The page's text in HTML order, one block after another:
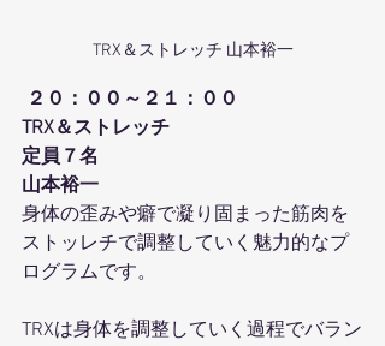
TRX＆ストレッチ 山本裕一
２０：００～２１：００
TRX＆ストレッチ
定員７名
山本裕一
身体の歪みや癖で凝り固まった筋肉を
ストッレチで調整していく魅力的なプ
ログラムです。
TRXは身体を調整していく過程でバラン